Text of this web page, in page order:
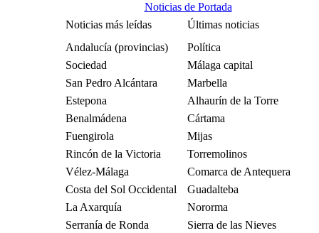
Noticias de Portada
Noticias más leídas
Últimas noticias
Andalucía (provincias)
Política
Sociedad
Málaga capital
San Pedro Alcántara
Marbella
Estepona
Alhaurín de la Torre
Benalmádena
Cártama
Fuengirola
Mijas
Rincón de la Victoria
Torremolinos
Vélez-Málaga
Comarca de Antequera
Costa del Sol Occidental
Guadalteba
La Axarquía
Nororma
Serranía de Ronda
Sierra de las Nieves